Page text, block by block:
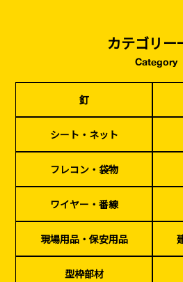
ロープ・チェーン シート
フレコン・袋物
仮設資材 現場用品・保安用品
型枠部材
基礎用部材
シーリング剤・接着剤・スプレー
カタログダウ
家、マンションを
建てる（建築）
基礎工事・
コンクリート
（型枠工事）
イベント設置・
バリケード（保安）
カテゴリー
Category
釘
シート・ネット
フレコン・袋物
ワイヤー・番線
現場用品・保安用品
型枠部材